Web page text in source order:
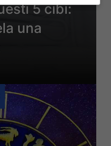
5 cibi:
una